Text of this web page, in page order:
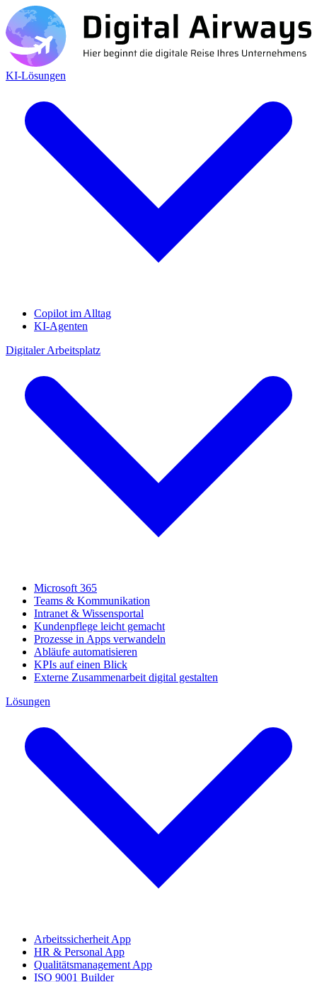
KI-Lösungen
Copilot im Alltag
KI-Agenten
Digitaler Arbeitsplatz
Microsoft 365
Teams & Kommunikation
Intranet & Wissensportal
Kundenpflege leicht gemacht
Prozesse in Apps verwandeln
Abläufe automatisieren
KPIs auf einen Blick
Externe Zusammenarbeit digital gestalten
Lösungen
Arbeitssicherheit App
HR & Personal App
Qualitätsmanagement App
ISO 9001 Builder